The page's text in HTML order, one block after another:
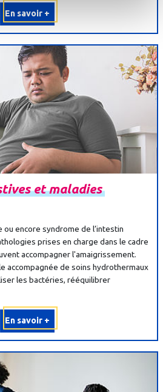
En savoir +
etmaladies
encore syndrome de l’intestin
prises en charge dans le cadre
accompagner l'amaigrissement.
accompagnée de soins hydrothermaux
les bactéries, rééquilibrer
En savoir +